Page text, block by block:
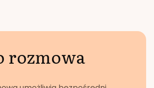
rozmowa